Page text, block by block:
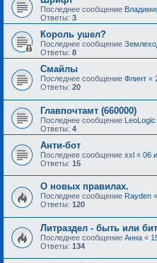
Последнее сообщение
Ответы: 3
Король ушел?
Последнее сообщение
Ответы: 8
Смайлы
Последнее сообщение Флинт «
Ответы: 20
Главпочтамт (660000)
Последнее сообщение LeoLogic
Ответы: 4
Анти-бот
Последнее сообщение xxl « 06
Ответы: 15
О новых правилах.
Последнее сообщение Rayden «
Ответы: 120
Литраздел - быть или
Последнее сообщение Анна «
Ответы: 134